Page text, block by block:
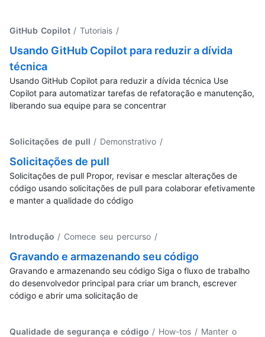
GitHub Copilot / Tutoriais /
Usando GitHub Copilot para reduzir a dívida
técnica
Usando GitHub Copilot para reduzir a dívida técnica Use
Copilot para automatizar tarefas de refatoração e manutenção,
liberando sua equipe para se concentrar
Solicitações de pull / Demonstrativo /
Solicitações de pull
Solicitações de pull Propor, revisar e mesclar alterações de
código usando solicitações de pull para colaborar efetivamente
e manter a qualidade do código
Introdução / Comece seu percurso /
Gravando e armazenando seu código
Gravando e armazenando seu código Siga o fluxo de trabalho
do desenvolvedor principal para criar um branch, escrever
código e abrir uma solicitação de
Qualidade de segurança e código / How-tos / Manter o